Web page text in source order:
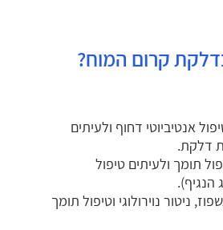
קרום המוח?
אנטיביוטי דחוף ולעיתים
דלקת.
תומך ולעיתים טיפול
הנגיף).
ניטור נוירולוגי וטיפול תומך